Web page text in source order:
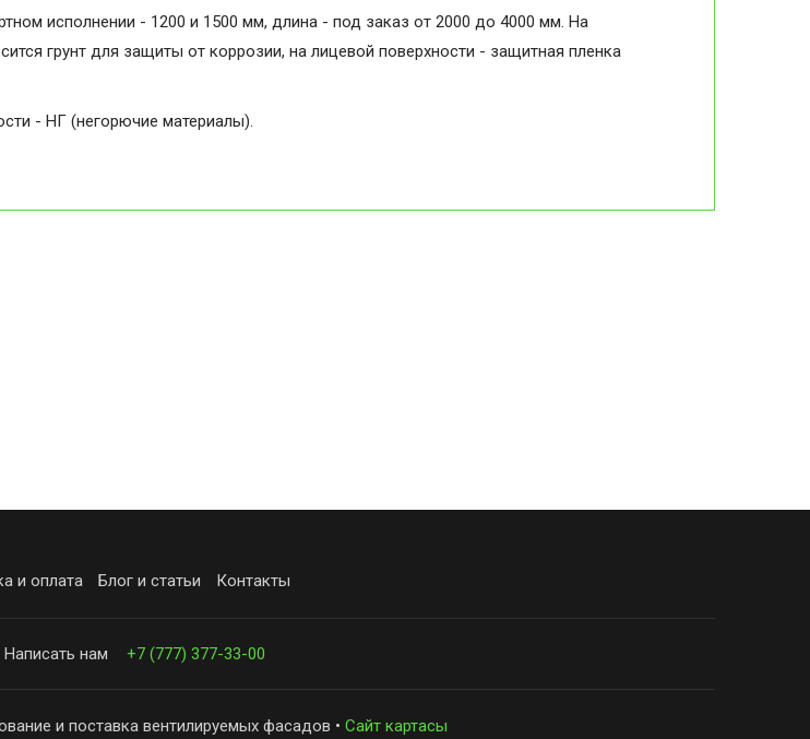
исполнении - 1200 и 1500 мм, длина - под заказ от 2000 до 4000 мм. На
грунт для защиты от коррозии, на лицевой поверхности - защитная пленка
- НГ (негорючие материалы).
и оплата Блог и статьи Контакты
Написать нам +7 (777) 377-33-00
и поставка вентилируемых фасадов • Сайт картасы